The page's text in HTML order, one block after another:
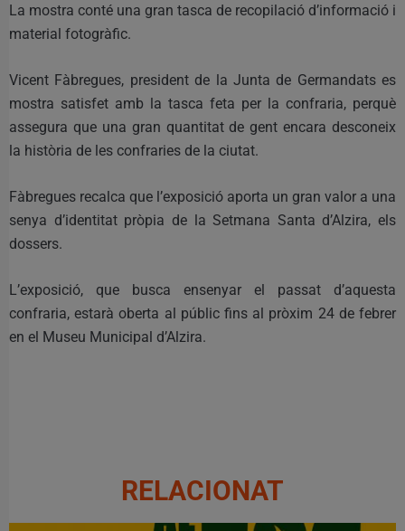
La mostra conté una gran tasca de recopilació d’informació i
material fotogràfic.
Vicent Fàbregues, president de la Junta de Germandats es
mostra satisfet amb la tasca feta per la confraria, perquè
assegura que una gran quantitat de gent encara desconeix
la història de les confraries de la ciutat.
Fàbregues recalca que l’exposició aporta un gran valor a una
senya d’identitat pròpia de la Setmana Santa d’Alzira, els
dossers.
L’exposició, que busca ensenyar el passat d’aquesta
confraria, estarà oberta al públic fins al pròxim 24 de febrer
en el Museu Municipal d’Alzira.
RELACIONAT